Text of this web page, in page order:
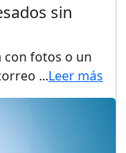
sin
con fotos o un
...Leer más